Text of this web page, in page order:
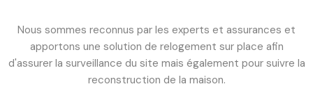
Nous sommes reconnus par les experts et assurances et
apportons une solution de relogement sur place afin
d'assurer la surveillance du site mais également pour suivre la
reconstruction de la maison.